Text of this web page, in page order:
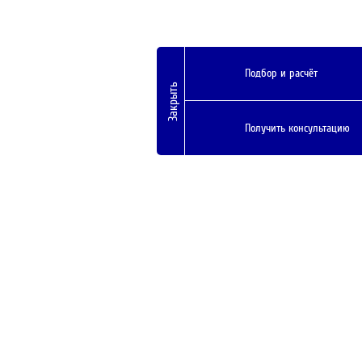
Закрыть
Подбор и расчёт
Получить консультацию